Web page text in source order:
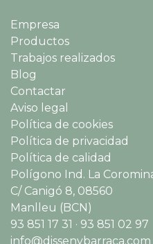
Empresa
Productos
Trabajos realizados
Blog
Contactar
Aviso legal
Política de cookies
Política de privacidad
Política de calidad
Polígono Ind. La
C/ Canigó 8, 08560
Manlleu (BCN)
93 851 17 31 · 93 851 02 97
info@dissenybarraca.com